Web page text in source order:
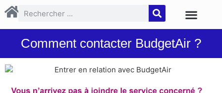
Comment contacter BudgetAir ?